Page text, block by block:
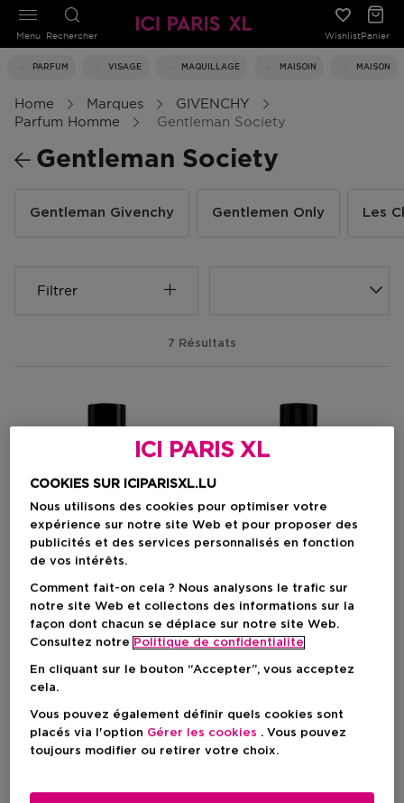
Rechercher WishlistPanier
PARFUM VISAGE MAQUILLAGE MAISOIN MAISON
Menu
Home Marques
GIVENCHY
Parfum Homme
Gentleman Society
Gentleman Society
Gentleman Givenchy Gentlemen Only Les
Filtrer
7 Résultats
GIVENCHY
Gentleman Society
Eau De Parfum Sport
GIVENCHY
Gentleman Society
ICI PARIS XL
COOKIES SUR ICIPARISXL.LU
Nous utilisons des cookies pour optimiser votre
expérience sur notre site Web et pour proposer des
publicités et des services personnalisés en fonction
de vos intérêts.
Comment fait-on cela ? Nous analysons le trafic sur
notre site Web et collectons des informations sur la
façon dont chacun se déplace sur notre site Web.
Consultez notre Politique de confidentialite
En cliquant sur le bouton “Accepter”, vous acceptez
cela.
Vous pouvez également définir quels cookies sont
placés via l'option Gérer les cookies . Vous pouvez
toujours modifier ou retirer votre choix.